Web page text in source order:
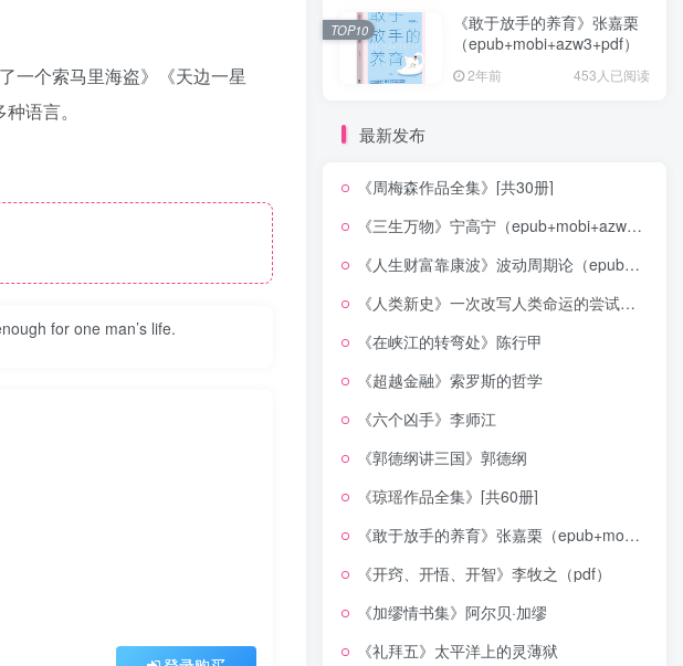
一个索马里海盗》《天边一星
语言。
for one man’s life.
《敢于放手的养育》张嘉栗
（epub+mobi+azw3+pdf）
2年前 453人已阅读
TOP10
最新发布
《周梅森作品全集》[共30册]
《三生万物》宁高宁（epub+mobi+azw3+pdf）
《人生财富靠康波》波动周期论（epub+mobi+azw3+pdf）
《人类新史》一次改写人类命运的尝试（epub+mobi+azw3+pdf）
《在峡江的转弯处》陈行甲
《超越金融》索罗斯的哲学
《六个凶手》李师江
《郭德纲讲三国》郭德纲
《琼瑶作品全集》[共60册]
《敢于放手的养育》张嘉栗（epub+mobi+azw3+pdf）
《开窍、开悟、开智》李牧之（pdf）
《加缪情书集》阿尔贝·加缪
《礼拜五》太平洋上的灵薄狱